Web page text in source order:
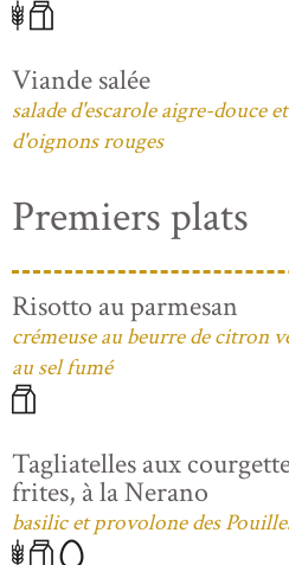
Viande salée
salade d'escarole aigre-douce et
d'oignons rouges
Premiers plats
Risotto au parmesan
crémeuse au beurre de citron
au sel fumé
Tagliatelles aux
frites, à la Nerano
basilic et provolone des